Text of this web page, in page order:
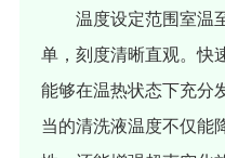
温度设定范围室温
单，刻度清晰直观。快
能够在温热状态下充分
当的清洗液温度不仅能